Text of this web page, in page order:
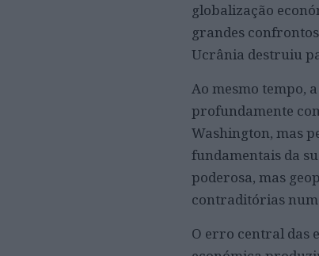
globalização
grandes
Ucrânia destruiu
Ao mesmo tempo,
profundamente
Washington, mas
fundamentais da
poderosa, mas
contraditórias
O erro central das